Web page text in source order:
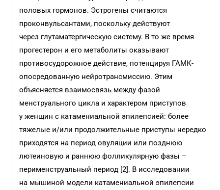
половых гормонов. Эстрогены считаются
проконвульсантами, поскольку действуют
через глутаматергическую систему. В то же время
прогестерон и его метаболиты оказывают
противосудорожное действие, потенцируя ГАМК-
опосредованную нейротрансмиссию. Этим
объясняется взаимосвязь между фазой
менструального цикла и характером приступов
у женщин с катамениальной эпилепсией: более
тяжелые и/или продолжительные приступы нередко
приходятся на период овуляции или позднюю
лютеиновую и раннюю фолликулярную фазы –
перименструальный период [2]. В исследовании
на мышиной модели катамениальной эпилепсии